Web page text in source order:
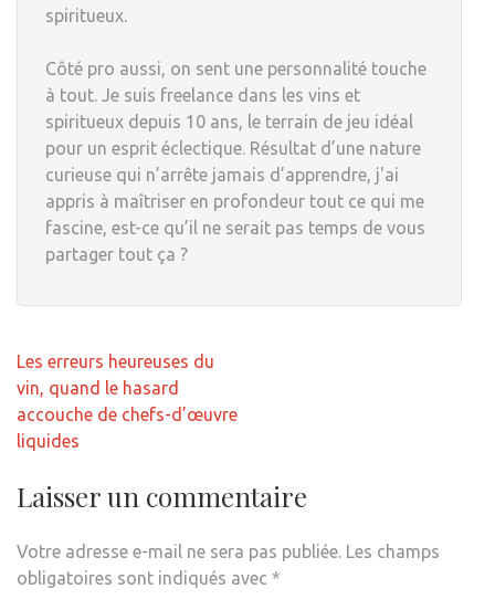
spiritueux.
Côté pro aussi, on sent une personnalité touche
à tout. Je suis freelance dans les vins et
spiritueux depuis 10 ans, le terrain de jeu idéal
pour un esprit éclectique. Résultat d’une nature
curieuse qui n’arrête jamais d’apprendre, j'ai
appris à maîtriser en profondeur tout ce qui me
fascine, est-ce qu’il ne serait pas temps de vous
partager tout ça ?
Navigation
de
l’article
Les erreurs heureuses du
vin, quand le hasard
accouche de chefs-d’œuvre
liquides
Laisser un commentaire
Votre adresse e-mail ne sera pas publiée. Les champs
obligatoires sont indiqués avec *